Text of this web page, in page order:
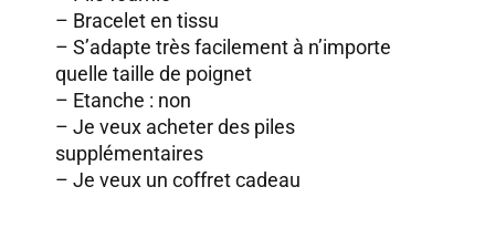
– Bracelet en tissu
– S’adapte très facilement à n’importe
quelle taille de poignet
– Etanche : non
– Je veux acheter des piles
supplémentaires
– Je veux un coffret cadeau